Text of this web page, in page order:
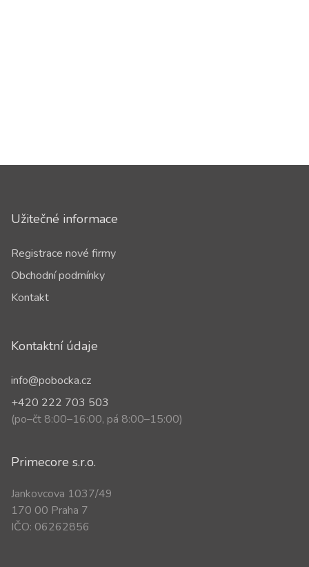
Užitečné informace
Registrace nové firmy
Obchodní podmínky
Kontakt
Kontaktní údaje
info@pobocka.cz
+420 222 703 503
(po–čt 8:00–16:00, pá 8:00–15:00)
Primecore s.r.o.
Jankovcova 1037/49
170 00 Praha 7
IČO: 06262856